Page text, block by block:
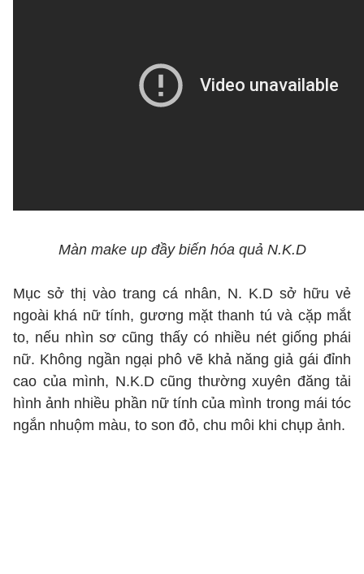
Màn make up đầy biến hóa quả N.K.D
Mục sở thị vào trang cá nhân, N. K.D sở hữu vẻ
ngoài khá nữ tính, gương mặt thanh tú và cặp mắt
to, nếu nhìn sơ cũng thấy có nhiều nét giống phái
nữ. Không ngần ngại phô vẽ khả năng giả gái đỉnh
cao của mình, N.K.D cũng thường xuyên đăng tải
hình ảnh nhiều phần nữ tính của mình trong mái tóc
ngắn nhuộm màu, to son đỏ, chu môi khi chụp ảnh.